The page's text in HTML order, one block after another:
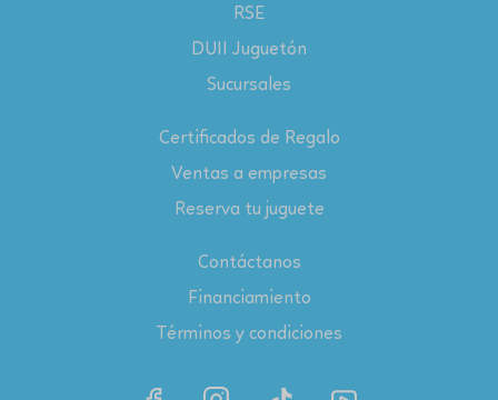
RSE
DUII Juguetón
Sucursales
Certificados de Regalo
Ventas a empresas
Reserva tu juguete
Contáctanos
Financiamiento
Términos y condiciones